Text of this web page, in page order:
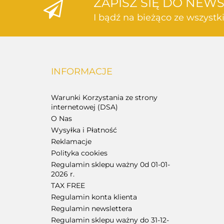
I bądź na bieżąco ze
INFORMACJE
Warunki Korzystania ze strony
internetowej (DSA)
O Nas
Wysyłka i Płatność
Reklamacje
Polityka cookies
Regulamin sklepu ważny 0d 01-01-
2026 r.
TAX FREE
Regulamin konta klienta
Regulamin newslettera
Regulamin sklepu ważny do 31-12-